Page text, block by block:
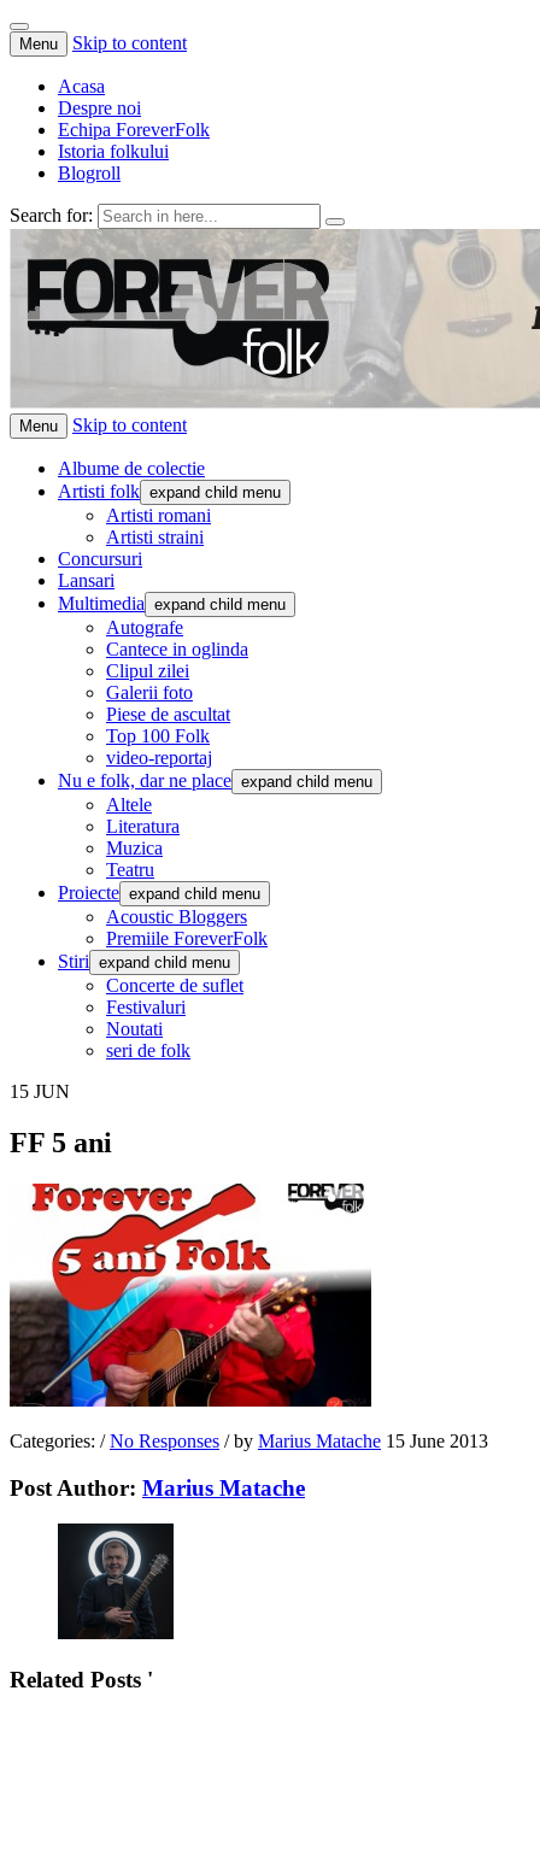
Menu Skip to content
Acasa
Despre noi
Echipa ForeverFolk
Istoria folkului
Blogroll
Search for:
ForeverFolk
Muzica sufletului tau
Menu Skip to content
Albume de colectie
Artisti folk expand child menu
Artisti romani
Artisti straini
Concursuri
Lansari
Multimedia expand child menu
Autografe
Cantece in oglinda
Clipul zilei
Galerii foto
Piese de ascultat
Top 100 Folk
video-reportaj
Nu e folk, dar ne place expand child menu
Altele
Literatura
Muzica
Teatru
Proiecte expand child menu
Acoustic Bloggers
Premiile ForeverFolk
Stiri expand child menu
Concerte de suflet
Festivaluri
Noutati
seri de folk
15 JUN
FF 5 ani
Categories: / No Responses /by Marius Matache 15 June 2013
Post Author: Marius Matache
Related Posts '